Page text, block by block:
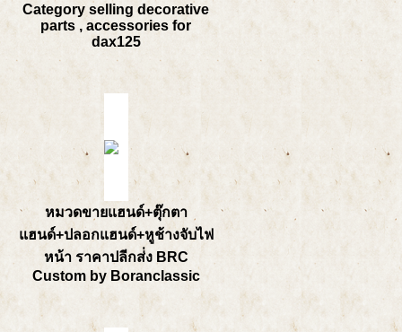
Category selling decorative
parts , accessories for
dax125
หมวดขายแฮนด์+ตุ๊กตา
แฮนด์+ปลอกแฮนด์+หูช้างจับไฟ
หน้า ราคาปลีกส่่ง BRC
Custom by Boranclassic